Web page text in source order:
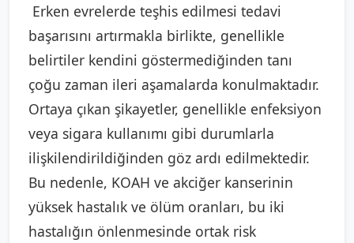
Erken evrelerde teşhis edilmesi tedavi
başarısını artırmakla birlikte, genellikle
belirtiler kendini göstermediğinden tanı
çoğu zaman ileri aşamalarda konulmaktadır.
Ortaya çıkan şikayetler, genellikle enfeksiyon
veya sigara kullanımı gibi durumlarla
ilişkilendirildiğinden göz ardı edilmektedir.
Bu nedenle, KOAH ve akciğer kanserinin
yüksek hastalık ve ölüm oranları, bu iki
hastalığın önlenmesinde ortak risk